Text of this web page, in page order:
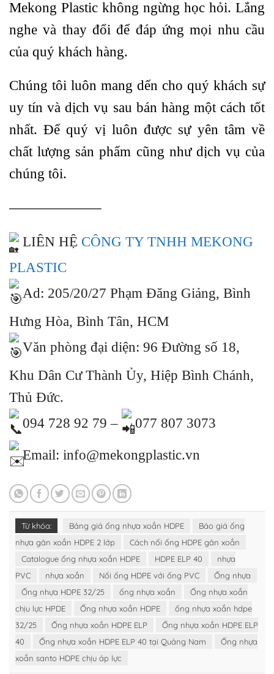
Mekong Plastic không ngừng học hỏi. Lắng
nghe và thay đổi để đáp ứng mọi nhu cầu
của quý khách hàng.
Chúng tôi luôn mang dến cho quý khách sự
uy tín và dịch vụ sau bán hàng một cách tốt
nhất. Để quý vị luôn được sự yên tâm về
chất lượng sản phẩm cũng như dịch vụ của
chúng tôi.
——————–
LIÊN HỆ CÔNG TY TNHH MEKONG
PLASTIC
Ad: 205/20/27 Phạm Đăng Giảng, Bình
Hưng Hòa, Bình Tân, HCM
Văn phòng đại diện: 96 Đường số 18,
Khu Dân Cư Thành Ủy, Hiệp Bình Chánh,
Thủ Đức.
094 728 92 79 –
077 807 3073
Email: info@mekongplastic.vn
Từ khóa: Bảng giá ống nhựa xoắn HDPE
Báo giá ống
nhựa gân xoắn HDPE 2 lớp
Cách nối ống HDPE gân xoắn
Catalogue ống nhựa xoắn HDPE
HDPE ELP 40
nhựa
PVC
nhựa xoắn Nối ống HDPE với ống PVC
Ống nhựa
Ống nhựa HDPE 32/25
ống nhựa xoắn
Ống nhựa xoắn
chịu lực HPDE
Ống nhựa xoắn HDPE
ống nhựa xoắn hdpe
32/25
Ống nhựa xoắn HDPE ELP
Ống nhựa xoắn HDPE ELP
40
Ống nhựa xoắn HDPE ELP 40 tại Quảng Nam
Ống nhựa
xoắn santo HDPE chịu áp lực